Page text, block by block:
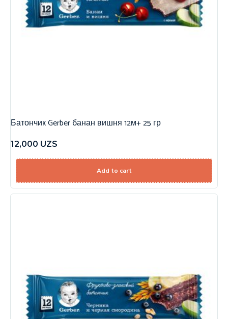
Батончик Gerber банан вишня 12м+ 25 гр
12,000 UZS
Add to cart